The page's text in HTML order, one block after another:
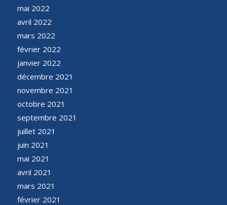
mai 2022
avril 2022
mars 2022
février 2022
janvier 2022
décembre 2021
novembre 2021
octobre 2021
septembre 2021
juillet 2021
juin 2021
mai 2021
avril 2021
mars 2021
février 2021